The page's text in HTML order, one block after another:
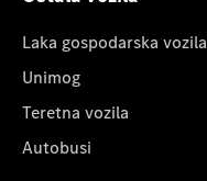
Laka gospodarska vozila
Unimog
Teretna vozila
Autobusi